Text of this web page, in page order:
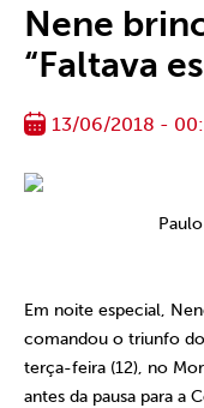
Nene
“Faltava
13/06/2018 -
Em noite especial,
comandou o triunfo
terça-feira (12), no
antes da pausa para a